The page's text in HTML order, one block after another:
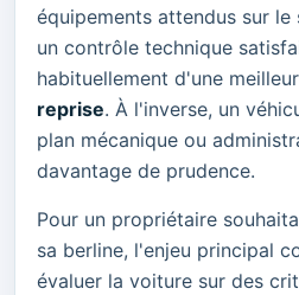
équipements attendus sur
un contrôle technique
habituellement d'une
reprise. À l'inverse, un
plan mécanique ou
davantage de prudence.
Pour un propriétaire
sa berline, l'enjeu principal
évaluer la voiture sur des